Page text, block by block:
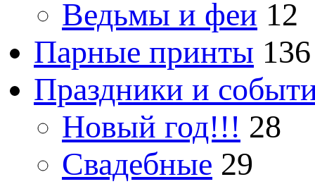
Ведьмы и феи 12
Парные принты 136
Праздники и
Новый год!!! 28
Свадебные 29